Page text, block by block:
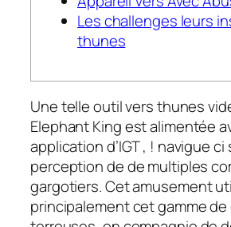
Les challenges leurs
thunes
Une telle outil vers thunes
Elephant King est alimentée
application d’IGT , ! navigue
perception de de multiples
gargotiers. Cet amusement
principalement cet gamme